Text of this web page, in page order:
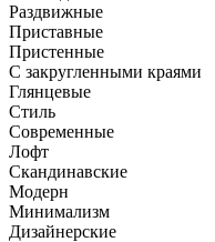
Раздвижные
Приставные
Пристенные
С закругленными краями
Глянцевые
Стиль
Современные
Лофт
Скандинавские
Модерн
Минимализм
Дизайнерские